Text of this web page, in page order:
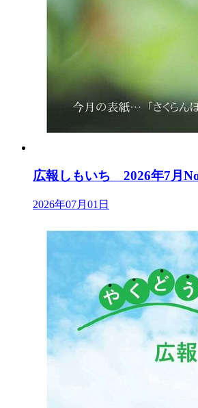
広報しもいち 2026年7月
2026年07月01日